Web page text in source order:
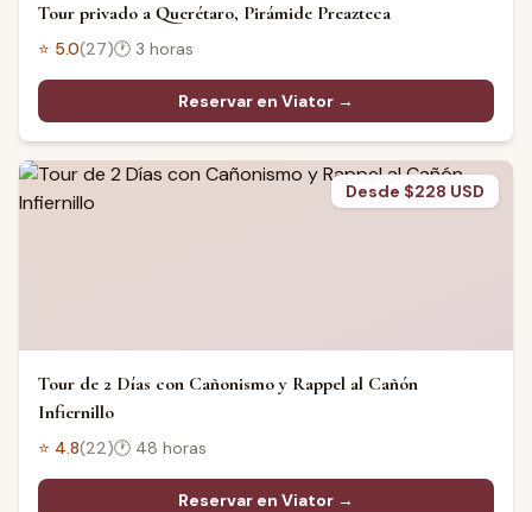
Tour privado a Querétaro, Pirámide Preazteca
⭐ 5.0(27)🕐 3 horas
Reservar en Viator →
Desde $228 USD
Tour de 2 Días con Cañonismo y Rappel al Cañón
Infiernillo
⭐ 4.8(22)🕐 48 horas
Reservar en Viator →